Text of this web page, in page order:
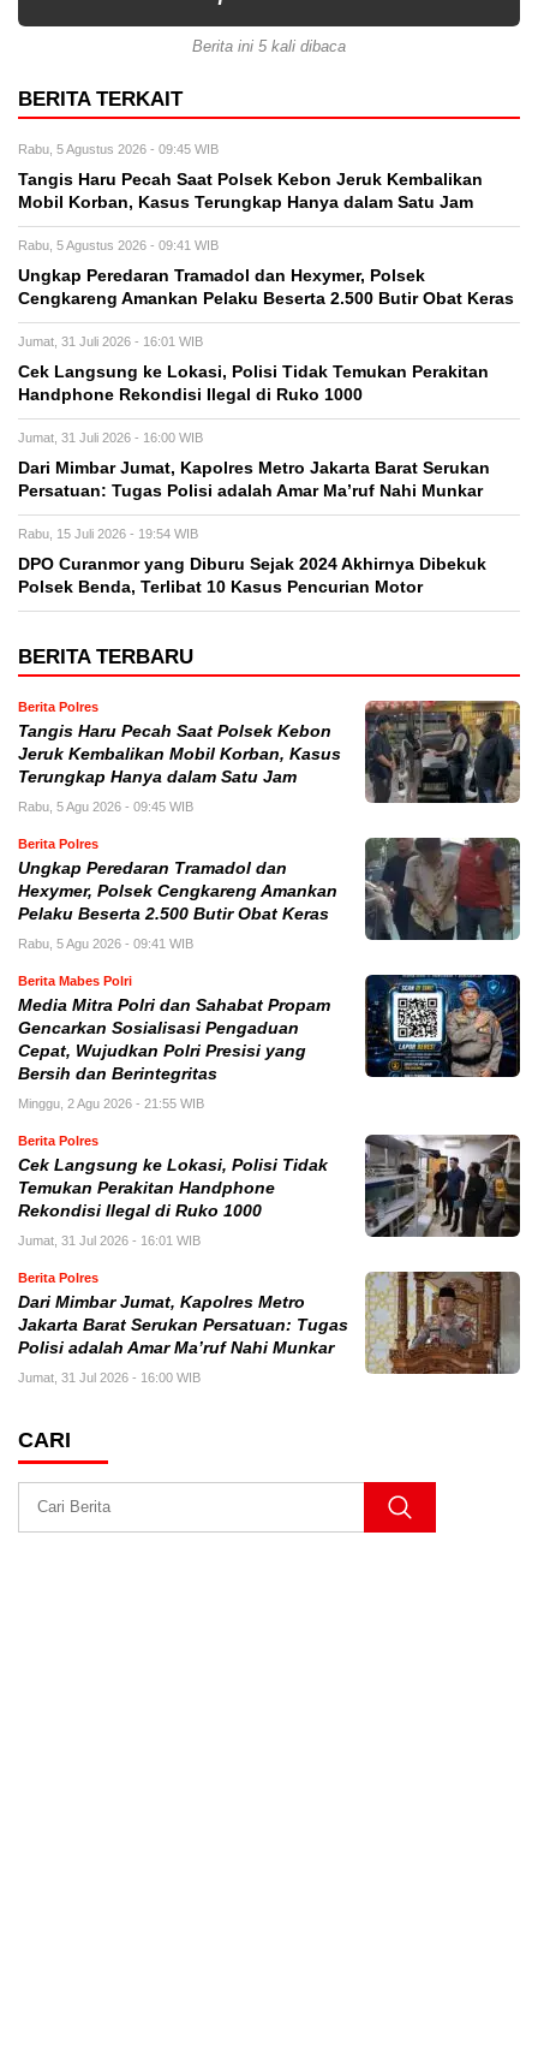
Berita ini 5 kali dibaca
BERITA TERKAIT
Rabu, 5 Agustus 2026 - 09:45 WIB
Tangis Haru Pecah Saat Polsek Kebon Jeruk Kembalikan
Mobil Korban, Kasus Terungkap Hanya dalam Satu Jam
Rabu, 5 Agustus 2026 - 09:41 WIB
Ungkap Peredaran Tramadol dan Hexymer, Polsek
Cengkareng Amankan Pelaku Beserta 2.500 Butir Obat Keras
Jumat, 31 Juli 2026 - 16:01 WIB
Cek Langsung ke Lokasi, Polisi Tidak Temukan Perakitan
Handphone Rekondisi Ilegal di Ruko 1000
Jumat, 31 Juli 2026 - 16:00 WIB
Dari Mimbar Jumat, Kapolres Metro Jakarta Barat Serukan
Persatuan: Tugas Polisi adalah Amar Ma’ruf Nahi Munkar
Rabu, 15 Juli 2026 - 19:54 WIB
DPO Curanmor yang Diburu Sejak 2024 Akhirnya Dibekuk
Polsek Benda, Terlibat 10 Kasus Pencurian Motor
BERITA TERBARU
Berita Polres
Tangis Haru Pecah Saat Polsek Kebon
Jeruk Kembalikan Mobil Korban, Kasus
Terungkap Hanya dalam Satu Jam
Rabu, 5 Agu 2026 - 09:45 WIB
Berita Polres
Ungkap Peredaran Tramadol dan
Hexymer, Polsek Cengkareng Amankan
Pelaku Beserta 2.500 Butir Obat Keras
Rabu, 5 Agu 2026 - 09:41 WIB
Berita Mabes Polri
Media Mitra Polri dan Sahabat Propam
Gencarkan Sosialisasi Pengaduan
Cepat, Wujudkan Polri Presisi yang
Bersih dan Berintegritas
Minggu, 2 Agu 2026 - 21:55 WIB
Berita Polres
Cek Langsung ke Lokasi, Polisi Tidak
Temukan Perakitan Handphone
Rekondisi Ilegal di Ruko 1000
Jumat, 31 Jul 2026 - 16:01 WIB
Berita Polres
Dari Mimbar Jumat, Kapolres Metro
Jakarta Barat Serukan Persatuan: Tugas
Polisi adalah Amar Ma’ruf Nahi Munkar
Jumat, 31 Jul 2026 - 16:00 WIB
CARI